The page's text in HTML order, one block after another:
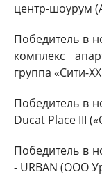
центр-шоурум
Победитель в
комплекс
группа «Сити-
Победитель в
Ducat Place III
Победитель в
- URBAN (ООО